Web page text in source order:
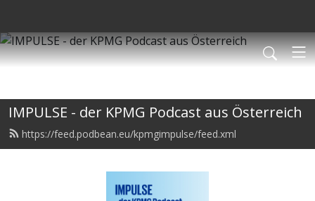
IMPULSE - der KPMG Podcast aus Österreich
https://feed.podbean.eu/kpmgimpulse/feed.xml